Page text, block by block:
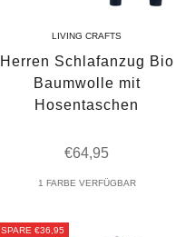
LIVING CRAFTS
Herren Schlafanzug Bio
Baumwolle mit
Hosentaschen
Angebot
€64,95
1 FARBE VERFÜGBAR
SPARE €36,95